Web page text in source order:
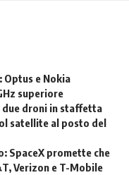
e Nokia
superiore
due droni in staffetta
satellite al posto del
SpaceX promette che
Verizon e T-Mobile